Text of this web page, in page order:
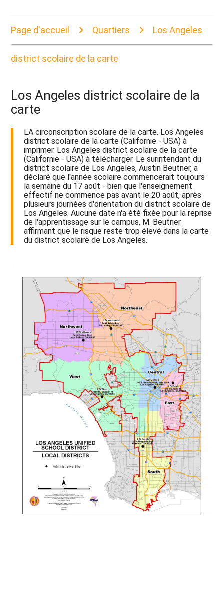
Page d'accueil Quartiers Los Angeles
district scolaire de la carte
Los Angeles district scolaire de la
carte
LA circonscription scolaire de la carte. Los Angeles
district scolaire de la carte (Californie - USA) à
imprimer. Los Angeles district scolaire de la carte
(Californie - USA) à télécharger. Le surintendant du
district scolaire de Los Angeles, Austin Beutner, a
déclaré que l'année scolaire commencerait toujours
la semaine du 17 août - bien que l'enseignement
effectif ne commence pas avant le 20 août, après
plusieurs journées d'orientation du district scolaire de
Los Angeles. Aucune date n'a été fixée pour la reprise
de l'apprentissage sur le campus, M. Beutner
affirmant que le risque reste trop élevé dans la carte
du district scolaire de Los Angeles.